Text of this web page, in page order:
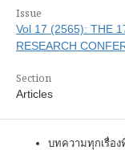
Issue
Vol 17 (2565): THE
RESEARCH
Section
Articles
บทความทุกเรื่อ